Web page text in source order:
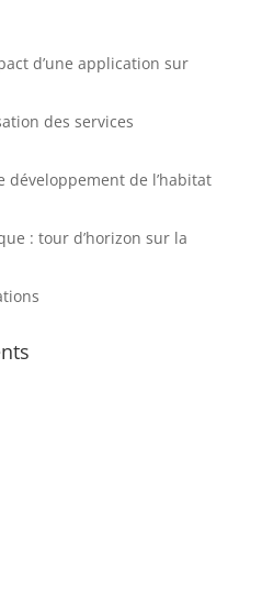
d’une application sur
des services
développement de l’habitat
: tour d’horizon sur la